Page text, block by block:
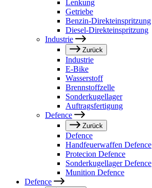
Lenkung
Getriebe
Benzin-Direkteinspritzung
Diesel-Direkteinspritzung
Industrie
Zurück
Industrie
E-Bike
Wasserstoff
Brennstoffzelle
Sonderkugellager
Auftragsfertigung
Defence
Zurück
Defence
Handfeuerwaffen Defence
Protecion Defence
Sonderkugellager Defence
Munition Defence
Defence